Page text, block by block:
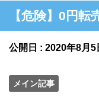
【危険】0円
公開日 : 2020年8月5
メイン記事